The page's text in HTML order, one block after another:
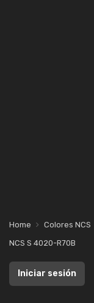
Home Colores NCS
NCS S 4020-R70B
Iniciar sesión